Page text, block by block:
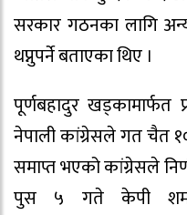
सरकार गठनका लागि
थप्नुपर्ने बताएका थिए ।
पूर्णबहादुर खड्कामार्फत
नेपाली कांग्रेसले गत चैत
समाप्त भएको कांग्रेसले
पुस ५ गते केपी